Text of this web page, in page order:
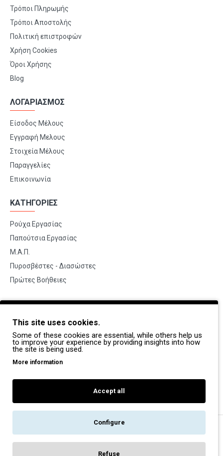
Τρόποι Πληρωμής
Τρόποι Αποστολής
Πολιτική επιστροφών
Χρήση Cookies
Όροι Χρήσης
Blog
ΛΟΓΑΡΙΑΣΜΟΣ
Είσοδος Μέλους
Εγγραφή Μελους
Στοιχεία Μέλους
Παραγγελίες
Επικοινωνία
ΚΑΤΗΓΟΡΙΕΣ
Ρούχα Εργασίας
Παπούτσια Εργασίας
Μ.Α.Π.
Πυροσβέστες - Διασώστες
Πρώτες Βοήθειες
BRANDS
Payper
Dike
Coverguard
Portwest
Exena
This site uses cookies.
Some of these cookies are essential, while others help us
to improve your experience by providing insights into how
the site is being used.
More information
Accept all
Configure
Refuse